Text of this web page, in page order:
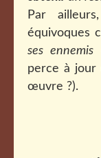
Par
équivoques
ses ennemis
perce à jour
œuvre ?).